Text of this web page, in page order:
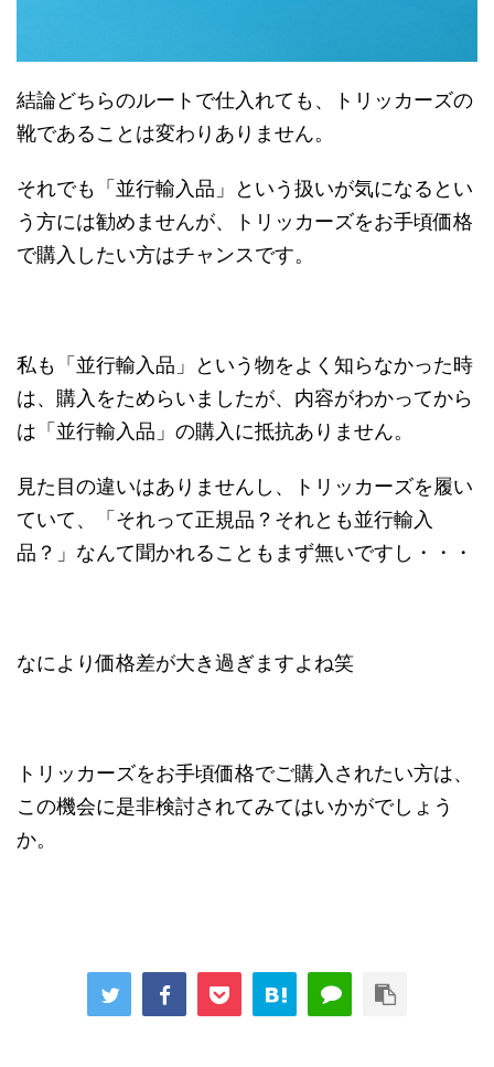
結論どちらのルートで仕入れても、トリッカーズの
靴であることは変わりありません。
それでも「並行輸入品」という扱いが気になるとい
う方には勧めませんが、トリッカーズをお手頃価格
で購入したい方はチャンスです。
私も「並行輸入品」という物をよく知らなかった時
は、購入をためらいましたが、内容がわかってから
は「並行輸入品」の購入に抵抗ありません。
見た目の違いはありませんし、トリッカーズを履い
ていて、「それって正規品？それとも並行輸入
品？」なんて聞かれることもまず無いですし・・・
なにより価格差が大き過ぎますよね笑
トリッカーズをお手頃価格でご購入されたい方は、
この機会に是非検討されてみてはいかがでしょう
か。